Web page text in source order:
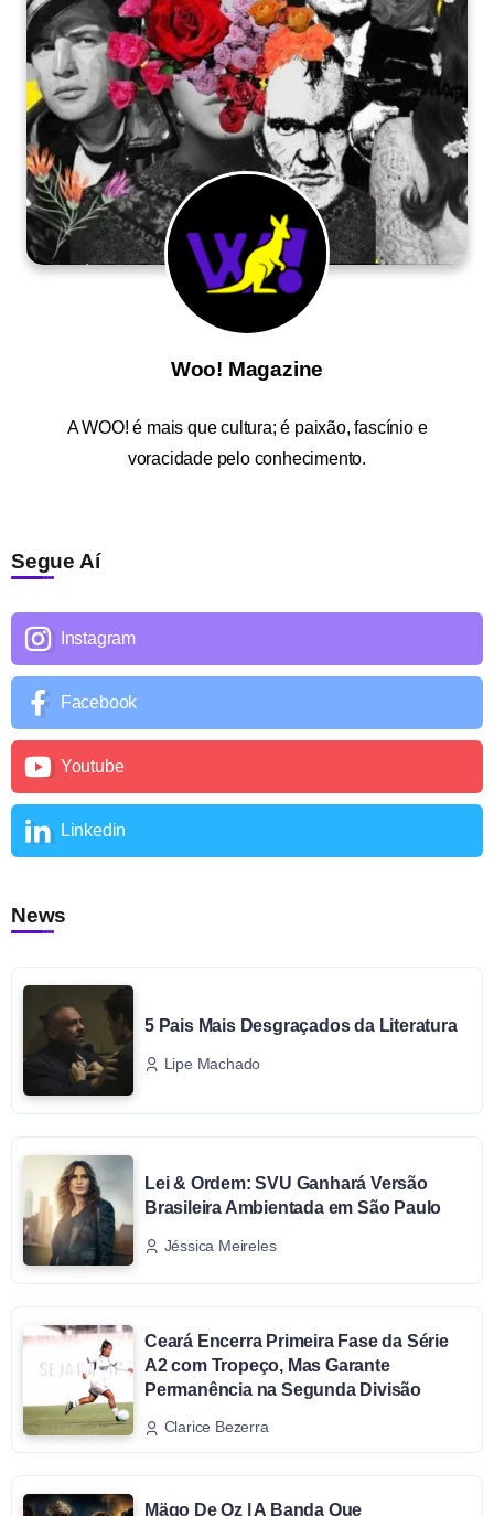
Woo! Magazine
AWOO! é mais que cultura; é paixão, fascínio e
voracidade pelo conhecimento.
Segue Aí
Instagram
Facebook
Youtube
Linkedin
News
5 Pais Mais Desgraçados da Literatura
Lipe Machado
Lei & Ordem: SVU Ganhará Versão
Brasileira Ambientada em São Paulo
Jéssica Meireles
Ceará Encerra Primeira Fase da Série
A2 com Tropeço, Mas Garante
Permanência na Segunda Divisão
Clarice Bezerra
Mägo De Oz | A Banda Que